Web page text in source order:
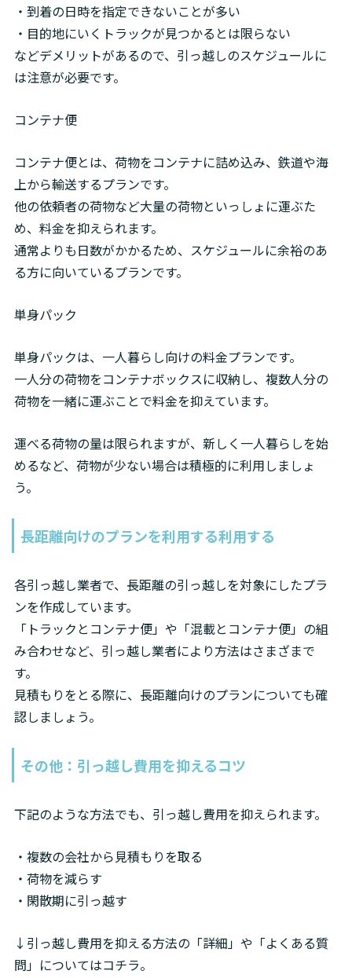
・到着の日時を指定できないことが多い
・目的地にいくトラックが見つかるとは限らない
などデメリットがあるので、引っ越しのスケジュールに
は注意が必要です。
コンテナ便
コンテナ便とは、荷物をコンテナに詰め込み、鉄道や海
上から輸送するプランです。
他の依頼者の荷物など大量の荷物といっしょに運ぶた
め、料金を抑えられます。
通常よりも日数がかかるため、スケジュールに余裕のあ
る方に向いているプランです。
単身パック
単身パックは、一人暮らし向けの料金プランです。
一人分の荷物をコンテナボックスに収納し、複数人分の
荷物を一緒に運ぶことで料金を抑えています。
運べる荷物の量は限られますが、新しく一人暮らしを始
めるなど、荷物が少ない場合は積極的に利用しましょ
う。
長距離向けのプランを利用する利用する
各引っ越し業者で、長距離の引っ越しを対象にしたプラ
ンを作成しています。
「トラックとコンテナ便」や「混載とコンテナ便」の組
み合わせなど、引っ越し業者により方法はさまざまで
す。
見積もりをとる際に、長距離向けのプランについても確
認しましょう。
その他：引っ越し費用を抑えるコツ
下記のような方法でも、引っ越し費用を抑えられます。
・複数の会社から見積もりを取る
・荷物を減らす
・閑散期に引っ越す
↓引っ越し費用を抑える方法の「詳細」や「よくある質
問」についてはコチラ。